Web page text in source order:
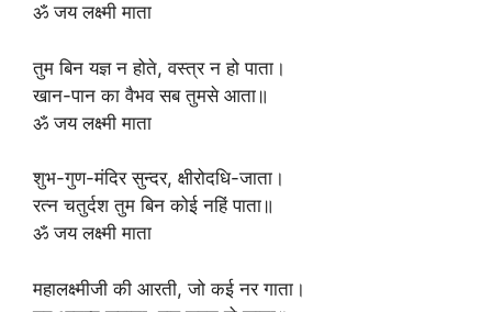
ॐ जय लक्ष्मी माता
तुम बिन यज्ञ न होते, वस्त्र न हो पाता।
खान-पान का वैभव सब तुमसे आता॥
ॐ जय लक्ष्मी माता
शुभ-गुण-मंदिर सुन्दर, क्षीरोदधि-जाता।
रत्न चतुर्दश तुम बिन कोई नहिं पाता॥
ॐ जय लक्ष्मी माता
महालक्ष्मीजी की आरती, जो कई नर गाता।